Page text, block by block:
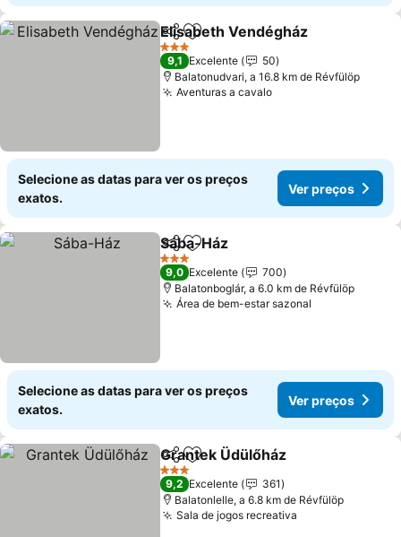
PartilharAdicionar aos favoritos
Elisabeth Vendégház
3 Estrelas
9,1 Excelente
50
Balatonudvari, a 16.8 km de Révfülöp
Aventuras a cavalo
Selecione as datas para ver os preços
exatos.
Ver preços
PartilharAdicionar aos favoritos
Sába-Ház
3 Estrelas
9,0 Excelente
700
Balatonboglár, a 6.0 km de Révfülöp
Área de bem-estar sazonal
Selecione as datas para ver os preços
exatos.
Ver preços
PartilharAdicionar aos favoritos
Grantek Üdülőház
3 Estrelas
9,2 Excelente
361
Balatonlelle, a 6.8 km de Révfülöp
Sala de jogos recreativa